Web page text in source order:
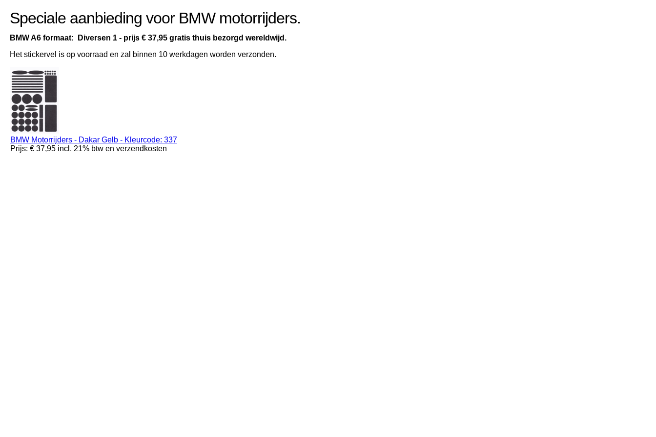
Speciale aanbieding voor BMW motorrijders.
BMW A6 formaat: Diversen 1 - prijs € 37,95 gratis thuis bezorgd wereldwijd.
Het stickervel is op voorraad en zal binnen 10 werkdagen worden verzonden.
BMW Motorrijders - Dakar Gelb - Kleurcode: 337
Prijs: € 37,95 incl. 21% btw en verzendkosten